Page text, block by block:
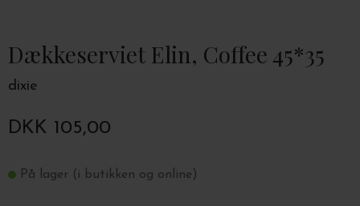
Dækkeserviet Elin, Coffee 45*35
dixie
DKK 105,00
På lager (i butikken og online)